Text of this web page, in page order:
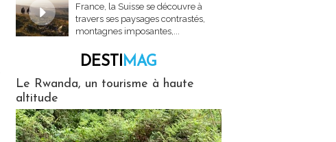
France, la Suisse se découvre à
travers ses paysages contrastés,
montagnes imposantes,...
DESTIMAG
Le Rwanda, un tourisme à haute
altitude